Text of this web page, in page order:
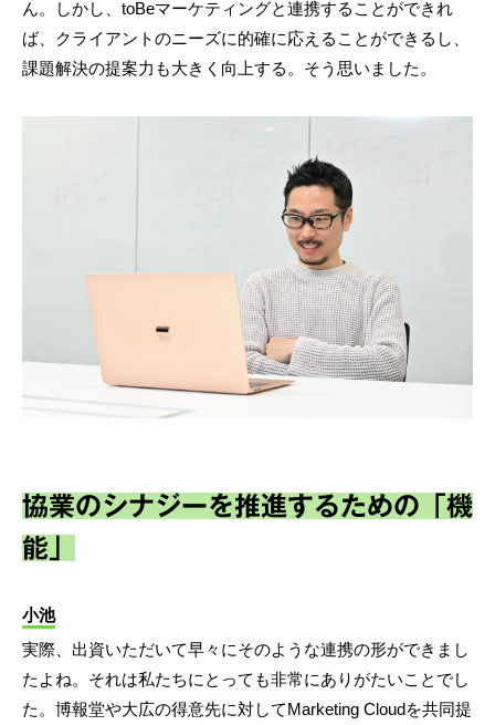
ん。しかし、toBeマーケティングと連携することができれ
ば、クライアントのニーズに的確に応えることができるし、
課題解決の提案力も大きく向上する。そう思いました。
協業のシナジーを推進するための「機
能」
小池
実際、出資いただいて早々にそのような連携の形ができまし
たよね。それは私たちにとっても非常にありがたいことでし
た。博報堂や大広の得意先に対してMarketing Cloudを共同提